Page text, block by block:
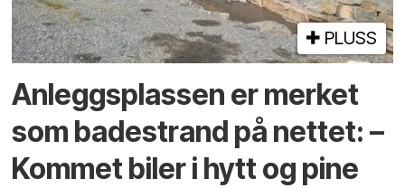
PLUSS
Anleggs­plassen er merket
som bade­strand på nettet: –
Kommet biler i hytt og pine